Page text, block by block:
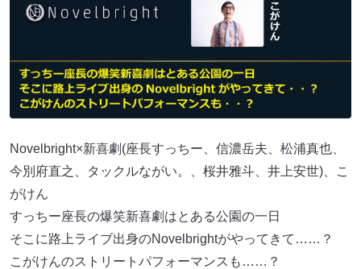
Novelbright×新喜劇(座長すっちー、信濃岳夫、松浦真也、
今別府直之、タックルながい。、桜井雅斗、井上安世)、こ
がけん
すっちー座長の爆笑新喜劇はとある公園の一日
そこに路上ライブ出身のNovelbrightがやってきて……？
こがけんのストリートパフォーマンスも……？